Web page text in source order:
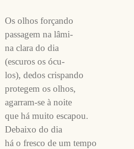
Os olhos forçando
passagem na lâmi-
na clara do dia
(escuros os ócu-
los), dedos crispando
protegem os olhos,
agarram-se à noite
que há muito escapou.
Debaixo do dia
há o fresco de um tempo